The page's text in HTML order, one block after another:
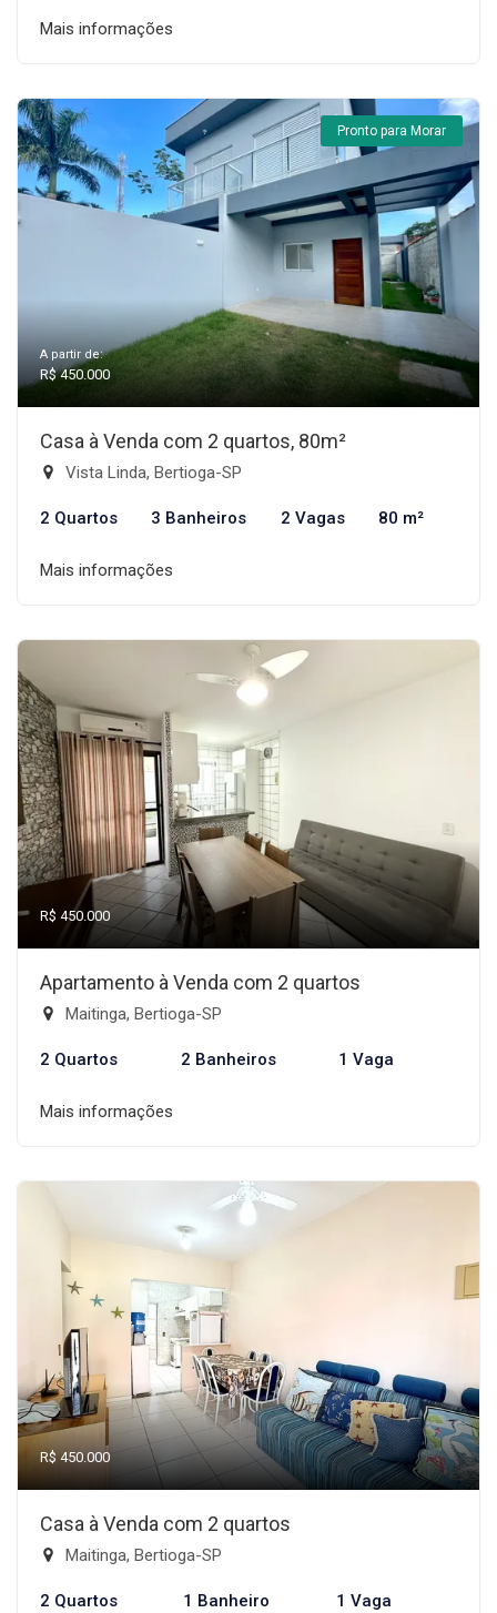
Mais informações
Pronto para Morar
A partir de:
R$ 450.000
Casa à Venda com 2 quartos, 80m²
Vista Linda, Bertioga-SP
2 Quartos 3 Banheiros 2 Vagas 80 m²
Mais informações
R$ 450.000
Apartamento à Venda com 2 quartos
Maitinga, Bertioga-SP
2 Quartos 2 Banheiros 1 Vaga
Mais informações
R$ 450.000
Casa à Venda com 2 quartos
Maitinga, Bertioga-SP
2 Quartos 1 Banheiro 1 Vaga